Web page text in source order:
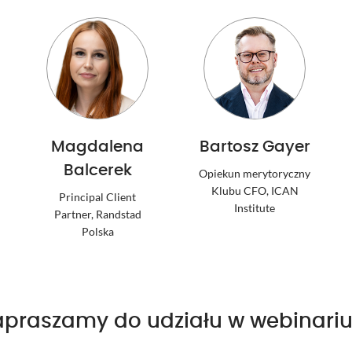
Magdalena
Balcerek
Principal Client
Partner, Randstad
Polska
Bartosz Gayer
Opiekun merytoryczny
Klubu CFO, ICAN
Institute
do udziału w